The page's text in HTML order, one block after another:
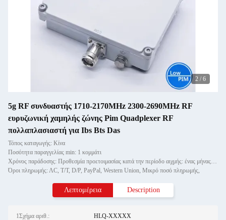
2 / 6
5g RF συνδυαστής 1710-2170MHz 2300-2690MHz RF
ευρυζωνική χαμηλής ζώνης Pim Quadplexer RF
πολλαπλασιαστή για Ibs Bts Das
Τόπος καταγωγής: Κίνα
Ποσότητα παραγγελίας min: 1 κομμάτι
Χρόνος παράδοσης: Προθεσμία προετοιμασίας κατά την περίοδο αιχμής: ένας μήνας, εκτός εποχής: εντός 15 εργάσιμων ημερών
Όροι πληρωμής: ΛC, T/T, D/P, PayPal, Western Union, Μικρό ποσό πληρωμής,
Λεπτομέρεια Description
1Σχήμα αριθ.: HLQ-XXXXX